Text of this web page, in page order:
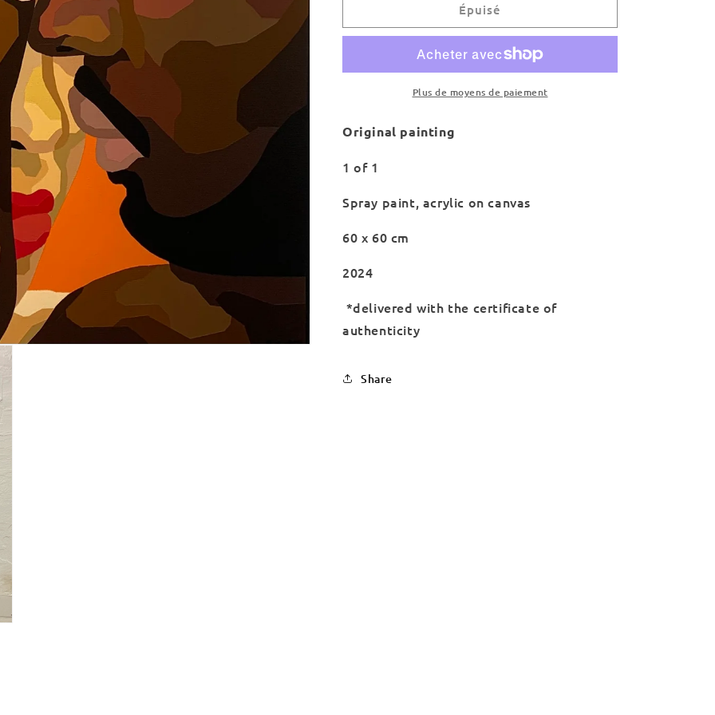
‘Déconfinés&#39;‘Déconfinés&#39;
Épuisé
Plus de moyens de paiement
Original painting
1 of 1
Spray paint, acrylic on canvas
60 x 60 cm
2024
*delivered with the certificate of
authenticity
Share